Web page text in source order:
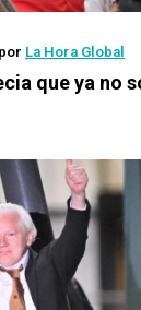
La Hora Global
que ya no